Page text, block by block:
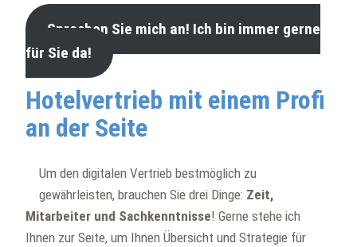
Sprechen Sie mich an! Ich bin immer gerne
für Sie da!
Hotelvertrieb mit einem Profi
an der Seite
Um den digitalen Vertrieb bestmöglich zu
gewährleisten, brauchen Sie drei Dinge: Zeit,
Mitarbeiter und Sachkenntnisse! Gerne stehe ich
Ihnen zur Seite, um Ihnen Übersicht und Strategie für